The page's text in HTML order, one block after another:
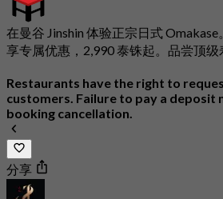
在曼谷 Jinshin 体验正宗日式
享专属优惠，2,990 泰铢起。品尝顶级
Restaurants have the right to
customers. Failure to pay a deposit
booking cancellation.
分享